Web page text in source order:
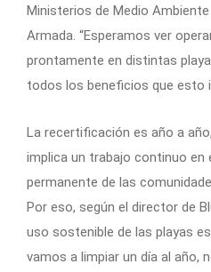
Ministerios de Medio
Armada. “Esperamos ver
prontamente en distintas
todos los beneficios que esto
La recertificación es año a
implica un trabajo continuo
permanente de las
Por eso, según el director de
uso sostenible de las playas
vamos a limpiar un día al año,